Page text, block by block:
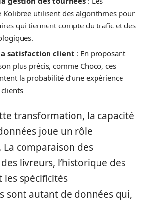
Kolibree utilisent des algorithmes pour
qui tiennent compte du trafic et des
satisfaction client : En proposant
plus précis, comme Choco, ces
la probabilité d’une expérience
transformation, la capacité
joue un rôle
comparaison des
livreurs, l’historique des
les spécificités
sont autant de données qui,